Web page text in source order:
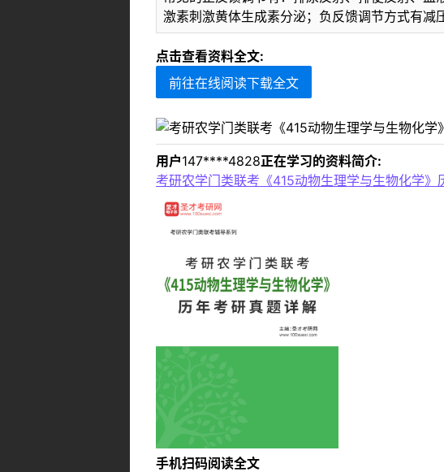
激素刺激黄体生成素分泌；负反馈调节方式有减
点击查看资料全文:
前往在线阅读下载全文
用户147****4828正在学习的资料简介:
考研农学门类联考《415动物生理学与生物化学》
手机扫码阅读全文